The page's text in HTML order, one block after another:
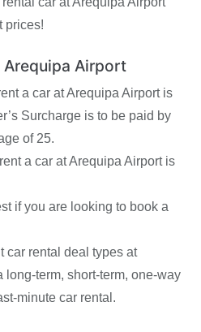
prices!
Arequipa Airport
a car at Arequipa Airport is
Surcharge is to be paid by
of 25.
a car at Arequipa Airport is
if you are looking to book a
car rental deal types at
long-term, short-term, one-way
minute car rental.